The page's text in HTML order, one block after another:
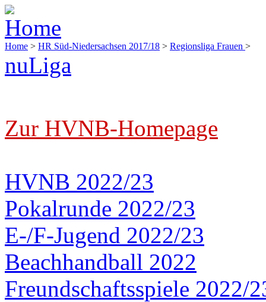
Home > HR Süd-Niedersachsen 2017/18 > Regionsliga Frauen >
nuLiga
Zur HVNB-Homepage
HVNB 2022/23
Pokalrunde 2022/23
E-/F-Jugend 2022/23
Beachhandball 2022
Freundschaftsspiele 2022/